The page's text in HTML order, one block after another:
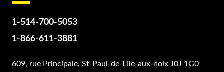
1-514-700-5053
1-866-611-3881
609, rue Principale, St-Paul-de-L'Ile-aux-noix J0J 1G0